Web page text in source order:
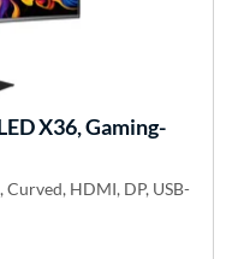
X36, Gaming-
HDMI, DP, USB-